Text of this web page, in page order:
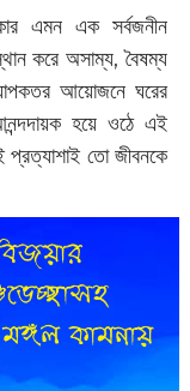
এমন এক সর্বজনীন
করে অসাম্য, বৈষম্য
আয়োজনে ঘরের
হয়ে ওঠে এই
তো জীবনকে